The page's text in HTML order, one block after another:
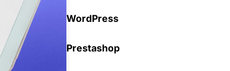
WordPress
Prestashop